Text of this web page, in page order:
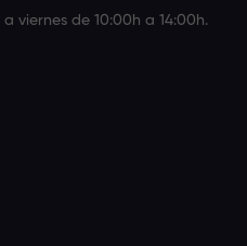
a viernes de 10:00h a 14:00h.